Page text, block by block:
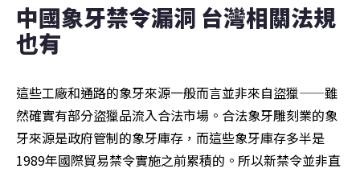
中國象牙禁令漏洞 台灣相關法規
也有
這些工廠和通路的象牙來源一般而言並非來自盜獵——雖
然確實有部分盜獵品流入合法市場。合法象牙雕刻業的象
牙來源是政府管制的象牙庫存，而這些象牙庫存多半是
1989年國際貿易禁令實施之前累積的。所以新禁令並非直